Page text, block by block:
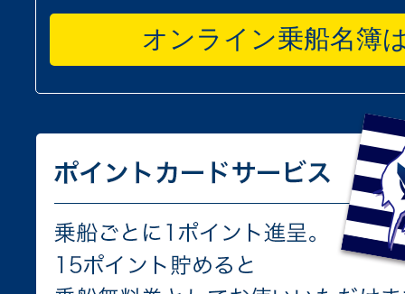
オンライン乗船名簿